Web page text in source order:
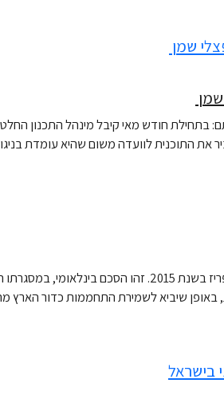
בתחילת חודש מאי קיבל מינהל התכנון
את התוכנית לוועדה משום שהיא עומדת
הסכם פריז הוא הסכם שנחתם במסגרת ועידת האקלים ה-21 של